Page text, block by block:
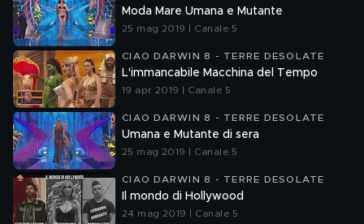
Moda Mare Umana e Mutante
25 mag 2019 | Canale 5
CIAO DARWIN 8 - TERRE DESOLATE
L'immancabile Macchina del Tempo
19 apr 2019 | Canale 5
CIAO DARWIN 8 - TERRE DESOLATE
Umana e Mutante di sera
25 mag 2019 | Canale 5
CIAO DARWIN 8 - TERRE DESOLATE
Il mondo di Hollywood
24 mag 2019 | Canale 5